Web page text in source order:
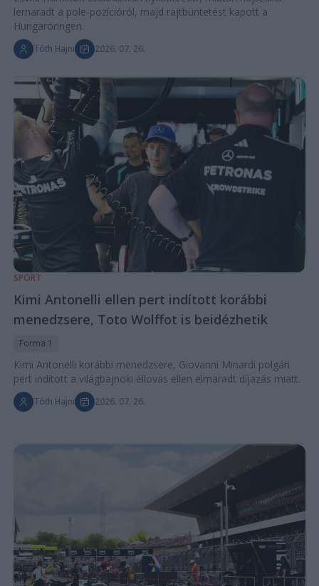
lemaradt a pole-pozícióról, majd rajtbüntetést kapott a
Hungaroringen.
Tóth Hajni 2026. 07. 26.
SPORT
Kimi Antonelli ellen pert indított korábbi
menedzsere, Toto Wolffot is beidézhetik
Forma 1
Kimi Antonelli korábbi menedzsere, Giovanni Minardi polgári
pert indított a világbajnoki éllovas ellen elmaradt díjazás miatt.
Tóth Hajni 2026. 07. 26.